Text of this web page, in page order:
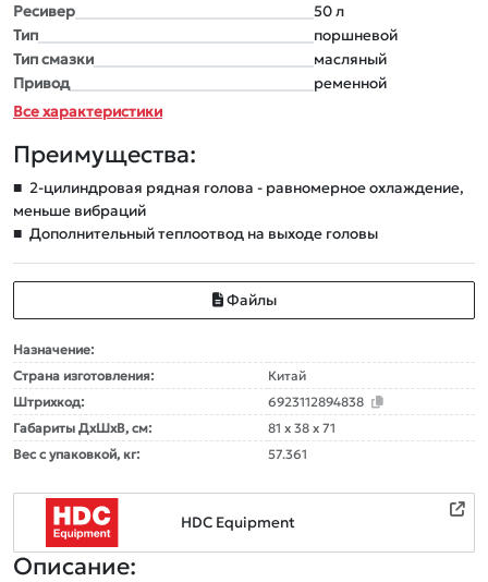
Ресивер
50 л
Тип
поршневой
Тип смазки
масляный
Привод
ременной
Все характеристики
Преимущества:
■ 2-цилиндровая рядная голова - равномерное охлаждение,
меньше вибраций
■ Дополнительный теплоотвод на выходе головы
Файлы
Назначение:
Страна изготовления:
Китай
Штрихкод:
6923112894838
Габариты ДxШxВ, см:
81 x 38 x 71
Вес с упаковкой, кг:
57.361
HDC Equipment
Описание: